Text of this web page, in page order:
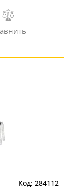
284112